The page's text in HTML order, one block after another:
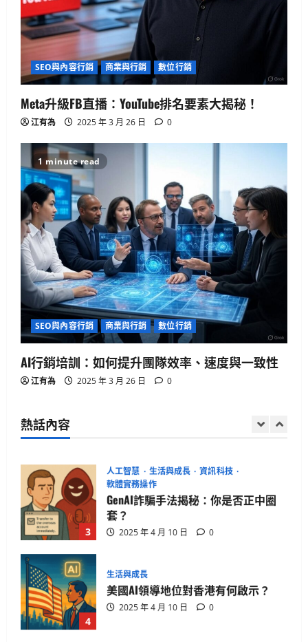
SEO與內容行銷 商業與行銷 數位行銷
Meta升級FB直播：YouTube排名要素大揭秘！
江有為 2025 年 3 月 26 日 0
1 minute read
SEO與內容行銷 商業與行銷 數位行銷
AI行銷培訓：如何提升團隊效率、速度與一致性
江有為 2025 年 3 月 26 日 0
熱話內容
3
人工智慧 生活與成長
資訊科技
軟體實務操作
GenAI詐騙手法揭秘：你是否正中圈
套？
2025 年 4 月 10 日
4
美國AI領導地位對香港有何啟示？
5
健康與生活 生活與成長 生物學
貓咪真的不愛你？破解主子冷漠的真
心信號
2025 年 4 月 10 日 0
1
生活與成長
華碩智慧手錶值得買嗎？揭開健康科
技真相
2025 年 4 月 21 日
生活與成長
3
軟體實務操作
GenAI詐騙手法揭秘：你是否正中圈
套？
2025 年 4 月 10 日
4
美國AI領導地位對香港有何啟示？
2025 年 4 月 10 日 0